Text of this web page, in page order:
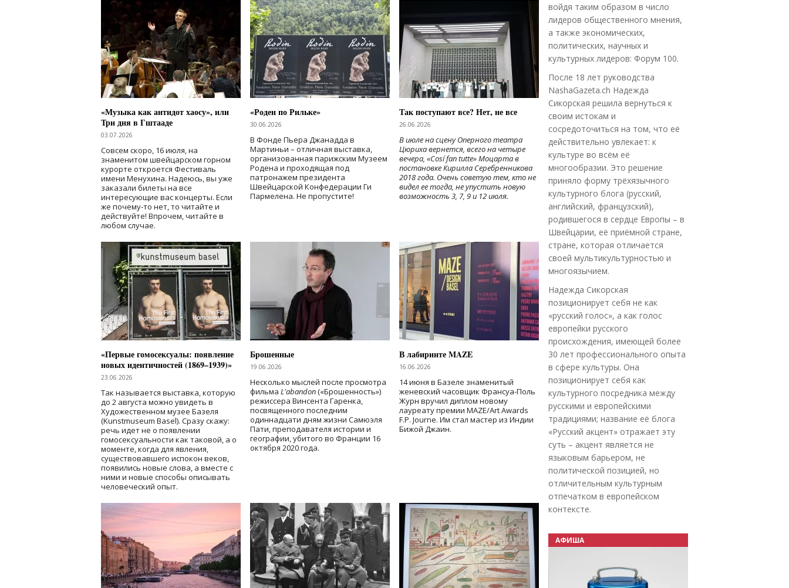
«Музыка как антидот хаосу», или
Три дня в Гштааде
03.07.2026
Совсем скоро, 16 июля, на
знаменитом швейцарском горном
курорте откроется Фестиваль
имени Менухина. Надеюсь, вы уже
заказали билеты на все
интересующие вас концерты. Если
же почему-то нет, то читайте и
действуйте! Впрочем, читайте в
любом случае.
«Роден по Рильке»
30.06.2026
В Фонде Пьера Джанадда в
Мартиньи – отличная выставка,
организованная парижским Музеем
Родена и проходящая под
патронажем президента
Швейцарской Конфедерации Ги
Пармелена. Не пропустите!
Так поступают все? Нет, не все
26.06.2026
В июле на сцену Оперного театра
Цюриха вернется, всего на четыре
вечера, «Cosí fan tutte» Моцарта в
постановке Кирилла Серебренникова
2018 года. Очень советую тем, кто не
видел ее тогда, не упустить новую
возможность 3, 7, 9 и 12 июля.
«Первые гомосексуалы: появление
новых идентичностей (1869–1939)»
23.06.2026
Так называется выставка, которую
до 2 августа можно увидеть в
Художественном музее Базеля
(Kunstmuseum Basel). Сразу скажу:
речь идет не о появлении
гомосексуальности как таковой, а о
моменте, когда для явления,
существовавшего испокон веков,
появились новые слова, а вместе с
ними и новые способы описывать
человеческий опыт.
Брошенные
19.06.2026
Несколько мыслей после просмотра
фильма L'abandon(«Брошенность»)
режиссера Винсента Гаренка,
посвященного последним
одиннадцати дням жизни Самюэля
Пати, преподавателя истории и
географии, убитого во Франции 16
октября 2020 года.
В лабиринте MAZE
16.06.2026
14 июня в Базеле знаменитый
женевский часовщик Франсуа-Поль
Журн вручил диплом новому
лауреату премии MAZE/Art Awards
F.P. Journe. Им стал мастер из Индии
Бижой Джаин.
войдя таким образом в число
лидеров общественного мнения,
а также экономических,
политических, научных и
культурных лидеров: Форум 100.
После 18 лет руководства
NashaGazeta.ch Надежда
Сикорская решила вернуться к
своим истокам и
сосредоточиться на том, что её
действительно увлекает: к
культуре во всём её
многообразии. Это решение
приняло форму трёхязычного
культурного блога (русский,
английский, французский),
родившегося в сердце Европы – в
Швейцарии, её приёмной стране,
стране, которая отличается
своей мультикультурностью и
многоязычием.
Надежда Сикорская
позиционирует себя не как
«русский голос», а как голос
европейки русского
происхождения, имеющей более
30 лет профессионального опыта
в сфере культуры. Она
позиционирует себя как
культурного посредника между
русскими и европейскими
традициями; название её блога
«Русский акцент» отражает эту
суть – акцент является не
языковым барьером, не
политической позицией, но
отличительным культурным
отпечатком в европейском
контексте.
АФИША